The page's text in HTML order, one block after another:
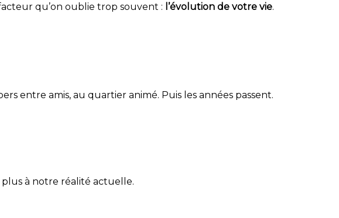
qu’on oublie trop souvent : l’évolution de votre vie.
entre amis, au quartier animé. Puis les années passent.
à notre réalité actuelle.